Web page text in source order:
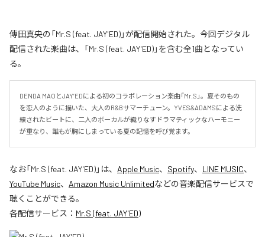
傳田真央の「Mr.S (feat. JAY'ED)」が配信開始された。今回デジタル
配信された楽曲は、「Mr.S (feat. JAY'ED)」を含む全1曲となってい
る。
DENDA MAOとJAY’EDによる初のコラボレーション楽曲「Mr.S」。夏そのもの
を恋人のように描いた、大人のR&Bサマーチューン。YVES&ADAMSによる洗
練されたビートに、二人のボーカルが織りなすドラマティックなハーモニー
が重なり、誰もが胸にしまっている夏の記憶を呼び覚ます。
なお「Mr.S (feat. JAY'ED)」は、 Apple Music、 Spotify、 LINE MUSIC、
YouTube Music、 Amazon Music Unlimitedなどの音楽配信サービスで
聴くことができる。
各配信サービス： Mr.S (feat. JAY'ED)